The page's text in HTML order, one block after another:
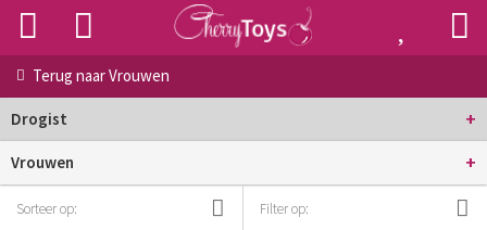
Terug naarVrouwen
Drogist +
Vrouwen +
Sorteer op: Filter op: